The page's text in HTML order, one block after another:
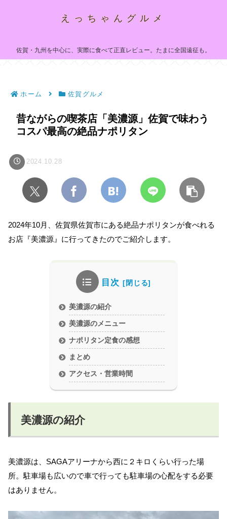
えっちゃんグルメ
佐賀・九州を中心に、実際に食べて正直レビュー。たまに全国遠征も。
ホーム 佐賀グルメ
昔ながらの喫茶店「美濃源」佐賀で味わう
コスパ最高の絶品ナポリタン
2024.10.28
2024年10月、佐賀県佐賀市にある絶品ナポリタンが食べれる
お店『美濃源』に行ってきたのでご紹介します。
目次
美濃源の紹介
美濃源のメニュー
ナポリタン定食の感想
まとめ
アクセス・営業時間
美濃源の紹介
美濃源は、SAGAアリーナから西に２キロくらい行った場
所。駐車場も広いので車で行っても駐車場の心配をする必要
はありません。